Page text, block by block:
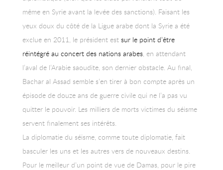
même en Syrie avant la levée des sanctions). Faisant les
yeux doux du côté de la Ligue arabe dont la Syrie a été
exclue en 2011, le président est sur le point d’être
réintégré au concert des nations arabes, en attendant
l’aval de l’Arabie saoudite, son dernier obstacle. Au final,
Bachar al Assad semble s’en tirer à bon compte après un
épisode de douze ans de guerre civile qui ne l’a pas vu
quitter le pouvoir. Les milliers de morts victimes du séisme
servent finalement ses intérêts.
La diplomatie du séisme, comme toute diplomatie, fait
basculer les uns et les autres vers de nouveaux destins.
Pour le meilleur d’un point de vue de Damas, pour le pire